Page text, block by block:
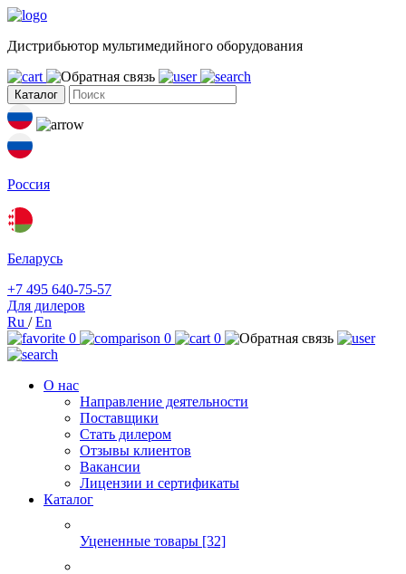
Дистрибьютор мультимедийного оборудования
Каталог
Россия
Беларусь
+7 495 640-75-57
Для дилеров
Ru /En
0
0 0
О нас
Направление деятельности
Поставщики
Стать дилером
Отзывы клиентов
Вакансии
Лицензии и сертификаты
Каталог
Уцененные товары [32]